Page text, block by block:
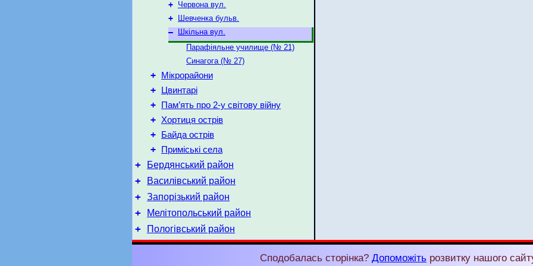
+ Червона вул.
+
Шевченка бульв.
–
Шкільна вул.
Парафіяльне училище (№ 21)
Синагога (№ 27)
+ Мікрорайони
+ Цвинтарі
+ Пам’ять про 2-у світову війну
+ Хортиця острів
+ Байда острів
+ Приміські села
+ Бердянський район
+ Василівський район
+ Запорізький район
+ Мелітопольський район
+ Пологівський район
Сподобалась сторінка? Допоможіть розвитку нашого